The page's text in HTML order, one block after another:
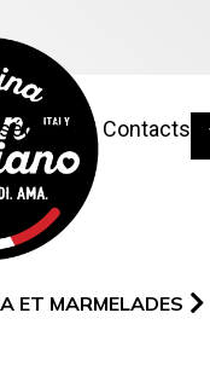
Contacts
ET MARMELADES